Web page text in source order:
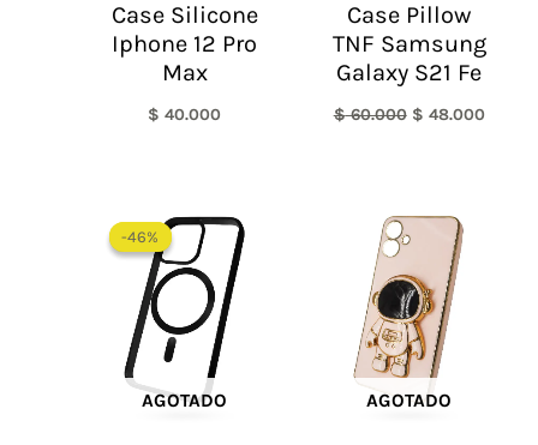
Case Silicone
Iphone 12 Pro
Max
$ 40.000
Case Pillow
TNF Samsung
Galaxy S21 Fe
$60.000 $ 48.000
-46%
AGOTADO
-46%
precio
original
era:
$ 65.000.
AGOTADO